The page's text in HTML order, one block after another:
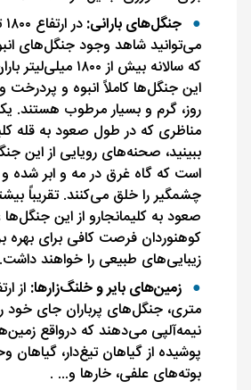
جنگل‌های بارانی:
می‌توانید شاهد وجود جنگل‌های
که سالانه بیش از ۱۸۰۰
این جنگل‌ها کاملاً انبوه و پردرخت
روز، گرم و بسیار مرطوب هستند.
مناظری که در طول صعود به قله
ببینید، صحنه‌های رویایی از این
است که گاه غرق در مه و ابر شده
چشمگیر را خلق می‌کنند. تقریباً
صعود به کلیمانجارو از این
کوهنوردان فرصت کافی برای بهره
زیبایی‌های طبیعی را خواهند داشت.
زمین‌های بایر و خلنگ‌زارها:
متری، جنگل‌های پرباران جای خود
نیمه‌آلپی می‌دهند که درواقع
پوشیده از گیاهان تیغ‌دار،
بوته‌‌های علفی، خارها و... .